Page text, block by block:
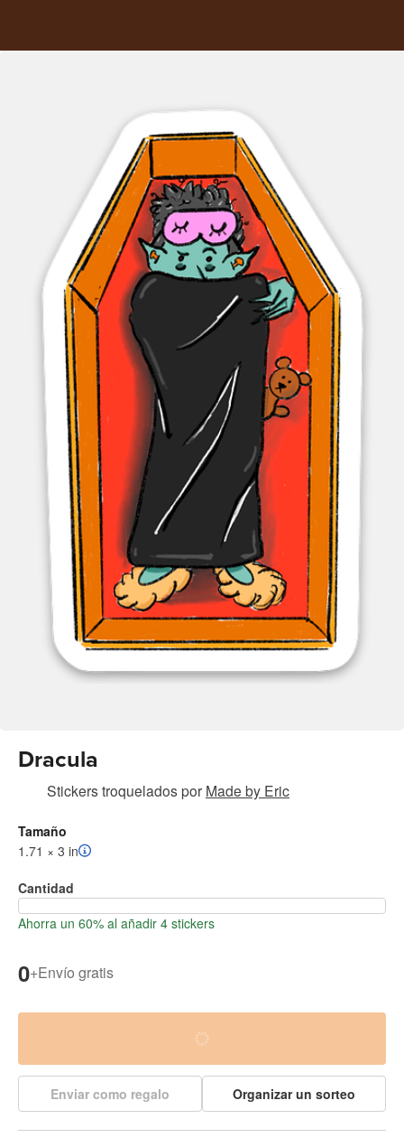
Dracula
Stickers troqueladospor Made by Eric
Tamaño
1.71 × 3 in
Cantidad
Ahorra un 60% al añadir 4 stickers
0+Envío gratis
Enviar como regalo Organizar un sorteo